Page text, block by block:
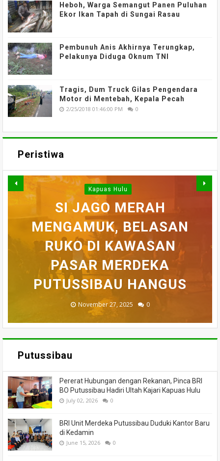
Heboh, Warga Semangut Panen Puluhan
Ekor Ikan Tapah di Sungai Rasau
Pembunuh Anis Akhirnya Terungkap,
Pelakunya Diduga Oknum TNI
Tragis, Dum Truck Gilas Pengendara
Motor di Mentebah, Kepala Pecah
2/25/2018 01:46:00 PM 0
Peristiwa
WARGA DESA SEI AJUNG
YANG DILAPORKAN
HILANG SAAT
MEMANCING DITEMUKAN
MENINGGAL DUNIA
July 05, 2026 0
Kapuas Hulu
SI JAGO MERAH
MENGAMUK, BELASAN
RUKO DI KAWASAN
PASAR MERDEKA
PUTUSSIBAU HANGUS
November 27, 2025 0
PEDULI KORBAN
KEBAKARAN, KORAMIL
BADAU BERI BANTUAN
March 26, 2025 0
BELASAN TOKO PAKAIAN
DI PUTUSSIBAU LUDES
DILALAP API
March 13, 2025 0
SEMPAT SEKARAT, H
AKHIRNYA TEWAS
SETELAH 'DIHAKIMI'
MASSA
February 18, 2025 0
Putussibau
Pererat Hubungan dengan Rekanan, Pinca BRI
BO Putussibau Hadiri Ultah Kajari Kapuas Hulu
July 02, 2026 0
BRI Unit Merdeka Putussibau Duduki Kantor Baru
di Kedamin
June 15, 2026 0